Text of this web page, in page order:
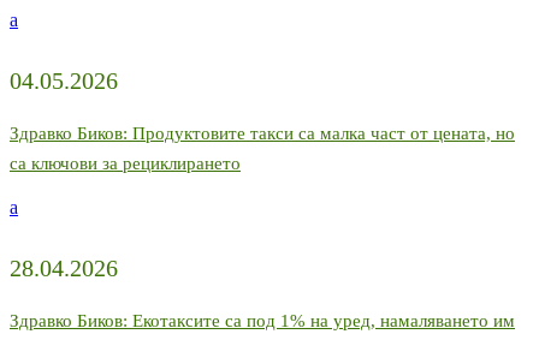
a
04.05.2026
Здравко Биков: Продуктовите такси са малка част от цената, но
са ключови за рециклирането
a
28.04.2026
Здравко Биков: Екотаксите са под 1% на уред, намаляването им